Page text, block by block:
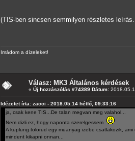
(TIS-ben sincsen semmilyen részletes
Imádom a dízeleket!
Válasz: MK3 Általános kérdések
« Új hozzászólás #74389 Dátum:
Idézetet írta: zacci - 2018.05.14 hétfő, 09:33:16
ja, csak kene TIS...De talan megvan meg valahol...
Nem dizli ez, hogy naponta szerelgessem
A kuplung tolorud egy muanyag izebe csatlakozik,
mindent kikapni onnan...